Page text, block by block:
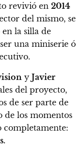
revivió en 2014
del mismo, se
en la silla de
una miniserie ó
y Javier
del proyecto,
de ser parte de
de los momentos
completamente: